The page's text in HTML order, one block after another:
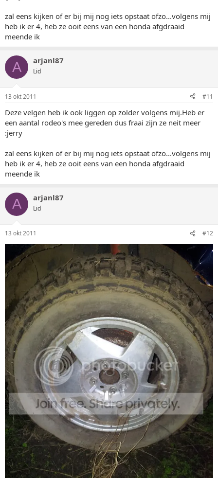
zal eens kijken of er bij mij nog iets opstaat ofzo...volgens mij
heb ik er 4, heb ze ooit eens van een honda afgdraaid
meende ik
A arjanl87
Lid
13 okt 2011 #11
Deze velgen heb ik ook liggen op zolder volgens mij.Heb er
een aantal rodeo's mee gereden dus fraai zijn ze neit meer
:jerry
zal eens kijken of er bij mij nog iets opstaat ofzo...volgens mij
heb ik er 4, heb ze ooit eens van een honda afgdraaid
meende ik
A arjanl87
Lid
13 okt 2011 #12